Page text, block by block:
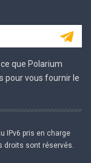
que Polarium
pour vous fournir le
IPv6 pris en charge
droits sont réservés.